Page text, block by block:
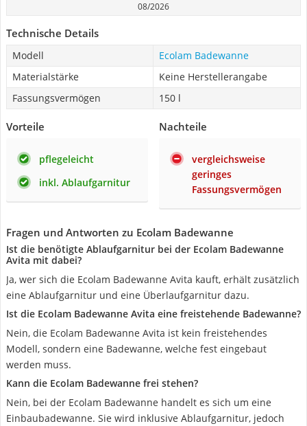
08/2026
Technische Details
Modell
Ecolam Badewanne
Materialstärke
Keine Herstellerangabe
Fassungsvermögen
150 l
Vorteile
pflegeleicht
inkl. Ablaufgarnitur
Nachteile
vergleichsweise
geringes
Fassungsvermögen
Fragen und Antworten zu Ecolam Badewanne
Ist die benötigte Ablaufgarnitur bei der Ecolam Badewanne
Avita mit dabei?
Ja, wer sich die Ecolam Badewanne Avita kauft, erhält zusätzlich
eine Ablaufgarnitur und eine Überlaufgarnitur dazu.
Ist die Ecolam Badewanne Avita eine freistehende Badewanne?
Nein, die Ecolam Badewanne Avita ist kein freistehendes
Modell, sondern eine Badewanne, welche fest eingebaut
werden muss.
Kann die Ecolam Badewanne frei stehen?
Nein, bei der Ecolam Badewanne handelt es sich um eine
Einbaubadewanne. Sie wird inklusive Ablaufgarnitur, jedoch